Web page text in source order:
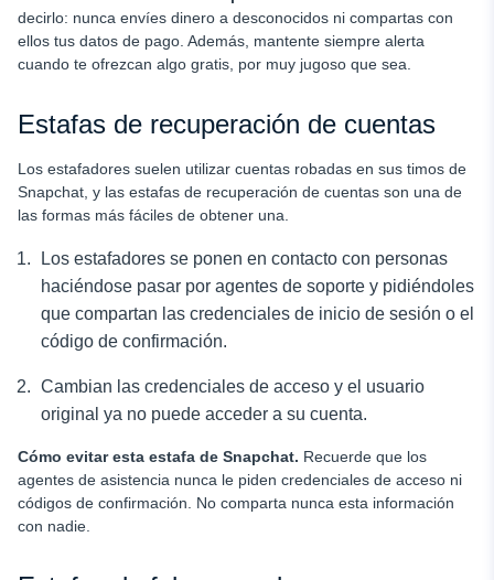
decirlo: nunca envíes dinero a desconocidos ni compartas con
ellos tus datos de pago. Además, mantente siempre alerta
cuando te ofrezcan algo gratis, por muy jugoso que sea.
Estafas de recuperación de cuentas
Los estafadores suelen utilizar cuentas robadas en sus timos de
Snapchat, y las estafas de recuperación de cuentas son una de
las formas más fáciles de obtener una.
Los estafadores se ponen en contacto con personas
haciéndose pasar por agentes de soporte y pidiéndoles
que compartan las credenciales de inicio de sesión o el
código de confirmación.
Cambian las credenciales de acceso y el usuario
original ya no puede acceder a su cuenta.
Cómo evitar esta estafa de Snapchat. Recuerde que los
agentes de asistencia nunca le piden credenciales de acceso ni
códigos de confirmación. No comparta nunca esta información
con nadie.